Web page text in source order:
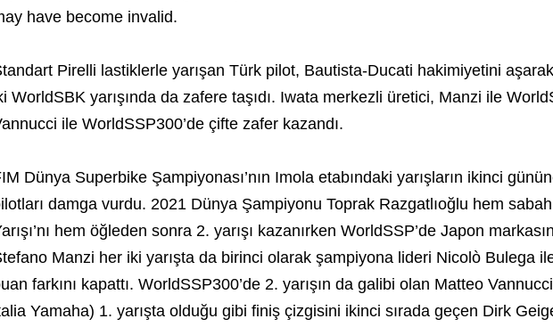
have become invalid.
Pirelli lastiklerle yarışan Türk pilot, Bautista-Ducati hakimiyetini aşarak
WorldSBK yarışında da zafere taşıdı. Iwata merkezli üretici, Manzi ile
ile WorldSSP300’de çifte zafer kazandı.
Dünya Superbike Şampiyonası’nın Imola etabındaki yarışların ikinci
damga vurdu. 2021 Dünya Şampiyonu Toprak Razgatlıoğlu hem
hem öğleden sonra 2. yarışı kazanırken WorldSSP’de Japon
Manzi her iki yarışta da birinci olarak şampiyona lideri Nicolò Bulega
farkını kapattı. WorldSSP300’de 2. yarışın da galibi olan Matteo
Yamaha) 1. yarışta olduğu gibi finiş çizgisini ikinci sırada geçen Dirk